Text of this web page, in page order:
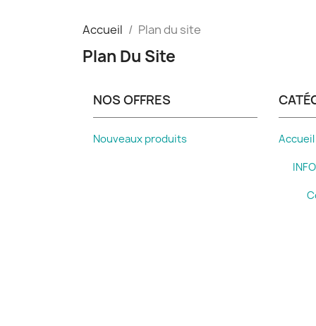
Accueil Plan du site
Plan Du Site
NOS OFFRES
Nouveaux produits
Accueil